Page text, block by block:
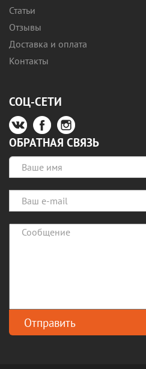
Статьи
Отзывы
Доставка и оплата
Контакты
СОЦ-СЕТИ
ОБРАТНАЯ СВЯЗЬ